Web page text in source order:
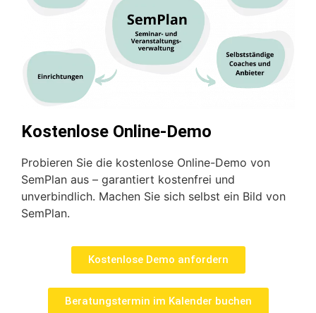
Kostenlose Online-Demo
Probieren Sie die kostenlose Online-Demo von
SemPlan aus – garantiert kostenfrei und
unverbindlich. Machen Sie sich selbst ein Bild von
SemPlan.
Kostenlose Demo anfordern
Beratungstermin im Kalender buchen